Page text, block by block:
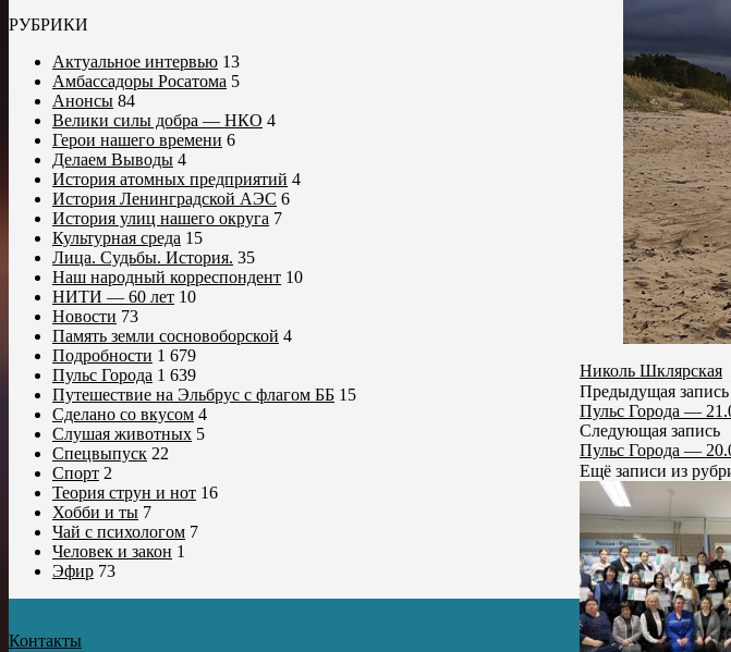
Николь Шклярская
Предыдущая запись
Пульс Города —
Следующая запись
Пульс Города —
Ещё записи из
РУБРИКИ
Актуальное интервью 13
Амбассадоры Росатома 5
Анонсы 84
Велики силы добра — НКО 4
Герои нашего времени 6
Делаем Выводы 4
История атомных предприятий 4
История Ленинградской АЭС 6
История улиц нашего округа 7
Культурная среда 15
Лица. Судьбы. История. 35
Наш народный корреспондент 10
НИТИ — 60 лет 10
Новости 73
Память земли сосновоборской 4
Подробности 1 679
Пульс Города 1 639
Путешествие на Эльбрус с флагом ББ 15
Сделано со вкусом 4
Слушая животных 5
Спецвыпуск 22
Спорт 2
Теория струн и нот 16
Хобби и ты 7
Чай с психологом 7
Человек и закон 1
Эфир 73
Контакты